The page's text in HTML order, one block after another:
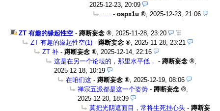
2025-12-23, 20:09
..... - ospx1u , 2025-12-23, 21:06
ZT 有趣的缘起性空 - 蹲断妄念 , 2025-11-28, 23:20
ZT 有趣的缘起性空(1) - 蹲断妄念 , 2025-11-28, 23:21
ZT 补 - 蹲断妄念 , 2025-12-14, 22:16
这是在另一个论坛的，那里水平低， - 蹲断妄念
,
2025-12-18, 10:19
在咱们这 - 蹲断妄念 , 2025-12-19, 08:06
禅宗五派都是这一个姿势 - 蹲断妄念
,
2025-12-20, 18:39
莫把光阴遮面目，常将生死挂心头 - 蹲断妄